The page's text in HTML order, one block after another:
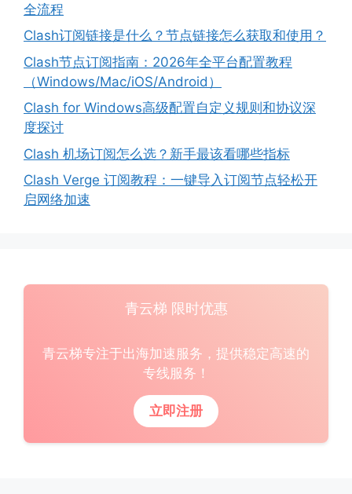
全流程
Clash订阅链接是什么？节点链接怎么获取和使用？
Clash节点订阅指南：2026年全平台配置教程
（Windows/Mac/iOS/Android）
Clash for Windows高级配置自定义规则和协议深
度探讨
Clash 机场订阅怎么选？新手最该看哪些指标
Clash Verge 订阅教程：一键导入订阅节点轻松开
启网络加速
青云梯 限时优惠
青云梯专注于出海加速服务，提供稳定高速的
专线服务！
立即注册